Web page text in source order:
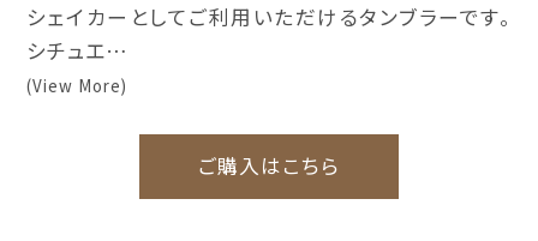
シェイカーとしてご利用いただけるタンブラーです。
シチュエ…
(View More)
ご購入はこちら